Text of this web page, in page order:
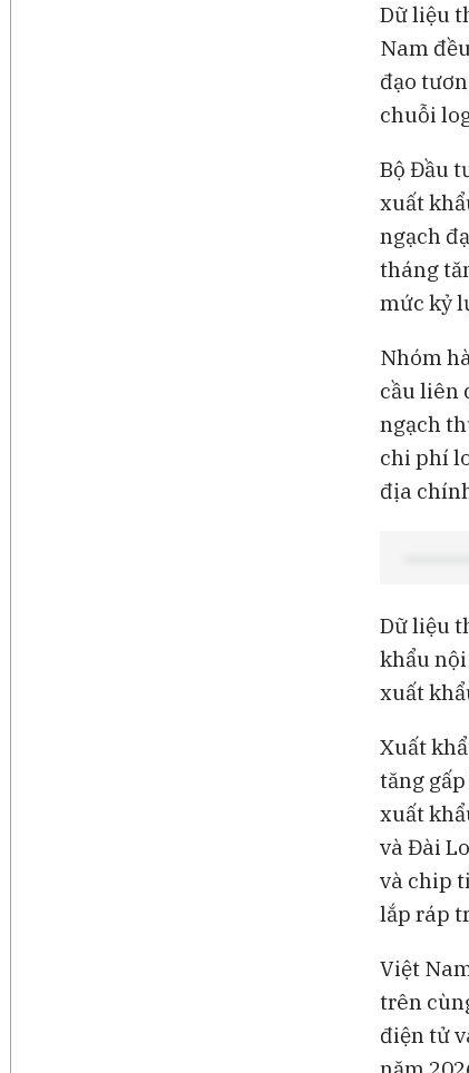
Dữ liệu
Nam
đạo
chuỗi
Bộ Đầu
xuất
ngạch
tháng
mức kỷ
Nhóm
cầu liên
ngạch
chi phí
địa
Dữ liệu
khẩu
xuất
Xuất
tăng
xuất
và Đài
và chip
lắp ráp
Việt
trên
điện tử